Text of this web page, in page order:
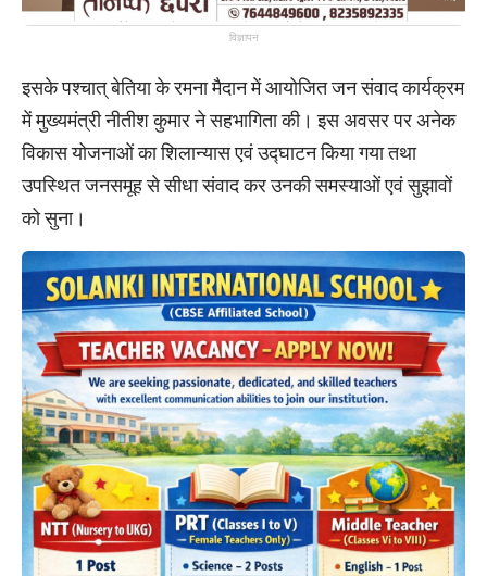
विज्ञापन
इसके पश्चात् बेतिया के रमना मैदान में आयोजित जन संवाद कार्यक्रम
में मुख्यमंत्री नीतीश कुमार ने सहभागिता की। इस अवसर पर अनेक
विकास योजनाओं का शिलान्यास एवं उद्घाटन किया गया तथा
उपस्थित जनसमूह से सीधा संवाद कर उनकी समस्याओं एवं सुझावों
को सुना।